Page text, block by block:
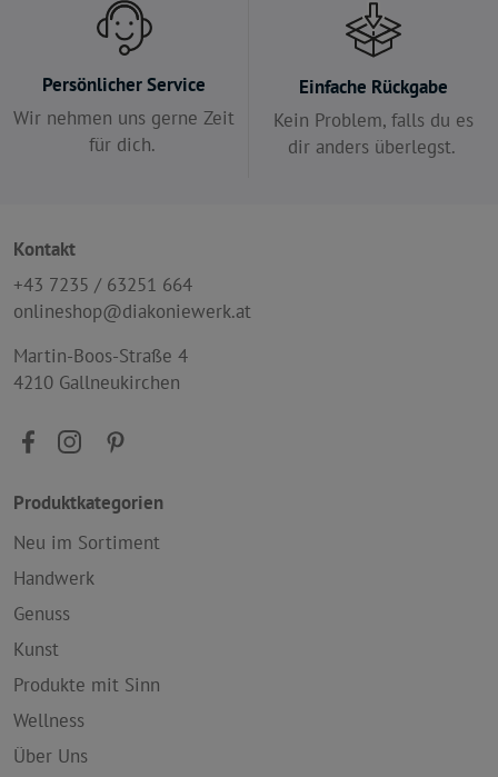
Persönlicher Service
Wir nehmen uns gerne Zeit
für dich.
Einfache Rückgabe
Kein Problem, falls du es
dir anders überlegst.
Kontakt
+43 7235 / 63251 664
onlineshop@diakoniewerk.at
Martin-Boos-Straße 4
4210 Gallneukirchen
Produktkategorien
Neu im Sortiment
Handwerk
Genuss
Kunst
Produkte mit Sinn
Wellness
Über Uns